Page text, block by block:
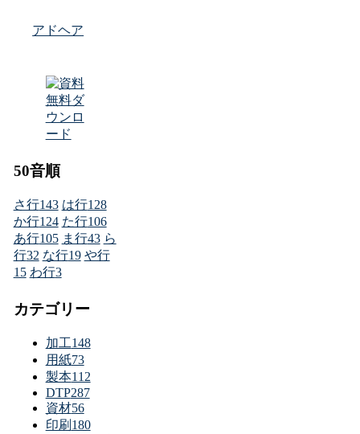
アドヘア
50音順
さ行143 は行128
か行124 た行106
あ行105 ま行43 ら
行32 な行19 や行
15 わ行3
カテゴリー
加工148
用紙73
製本112
DTP287
資材56
印刷 180